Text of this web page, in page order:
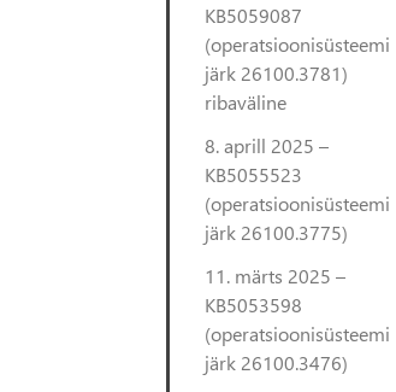
KB5059087
(operatsioonisüsteemi
järk 26100.3781)
ribaväline
8. aprill 2025 –
KB5055523
(operatsioonisüsteemi
järk 26100.3775)
11. märts 2025 –
KB5053598
(operatsioonisüsteemi
järk 26100.3476)